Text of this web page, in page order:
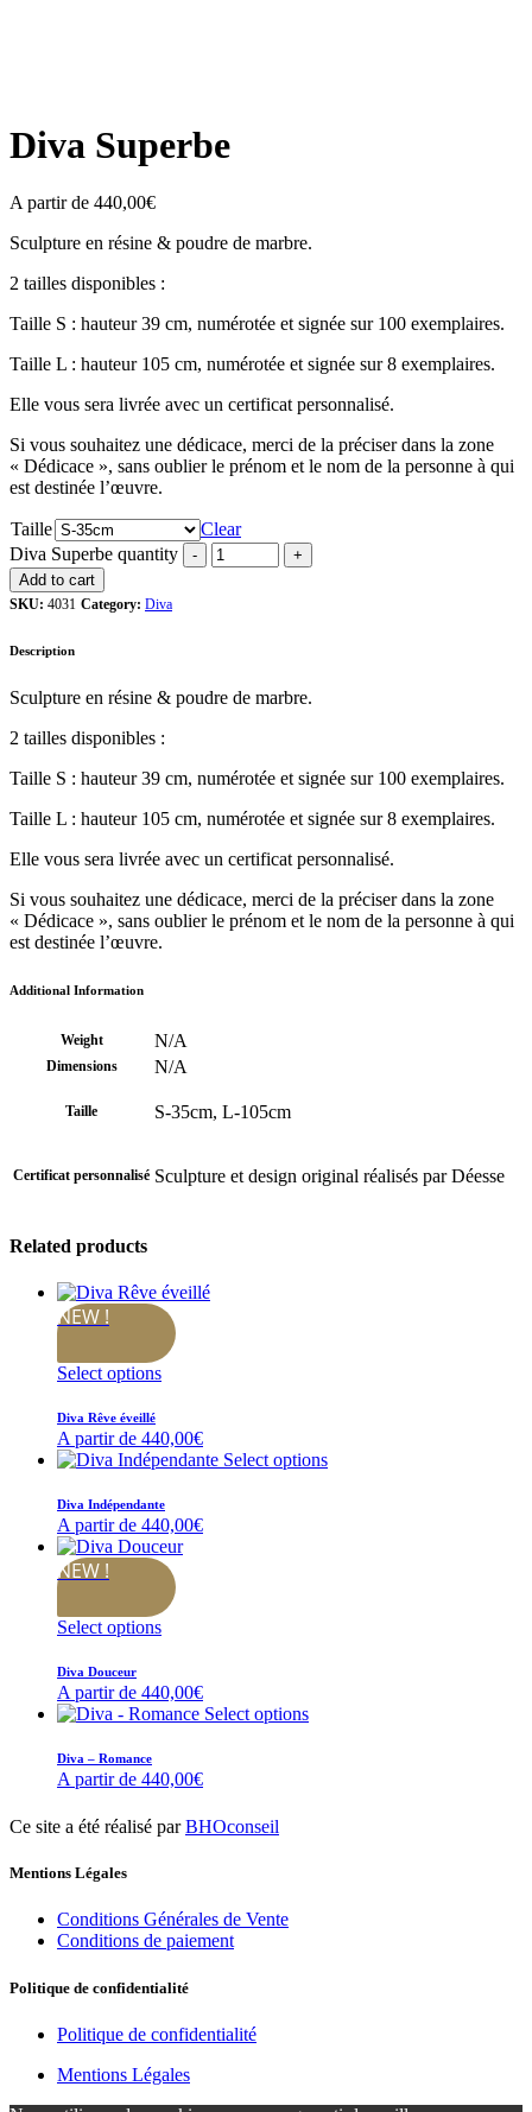
Diva Superbe
A partir de 440,00€
Sculpture en résine & poudre de marbre.
2 tailles disponibles :
Taille S : hauteur 39 cm, numérotée et signée sur 100 exemplaires.
Taille L : hauteur 105 cm, numérotée et signée sur 8 exemplaires.
Elle vous sera livrée avec un certificat personnalisé.
Si vous souhaitez une dédicace, merci de la préciser dans la zone
« Dédicace », sans oublier le prénom et le nom de la personne à qui
est destinée l’œuvre.
Taille
Clear
Diva Superbe quantity
Add to cart
SKU: 4031 Category: Diva
Description
Sculpture en résine & poudre de marbre.
2 tailles disponibles :
Taille S : hauteur 39 cm, numérotée et signée sur 100 exemplaires.
Taille L : hauteur 105 cm, numérotée et signée sur 8 exemplaires.
Elle vous sera livrée avec un certificat personnalisé.
Si vous souhaitez une dédicace, merci de la préciser dans la zone
« Dédicace », sans oublier le prénom et le nom de la personne à qui
est destinée l’œuvre.
Additional Information
Weight N/A
Dimensions N/A
Taille S-35cm, L-105cm
Certificat personnalisé Sculpture et design original réalisés par Déesse
Related products
NEW !
Select options
Diva Rêve éveillé
A partir de 440,00€
Select options
Diva Indépendante
A partir de 440,00€
NEW !
Select options
Diva Douceur
A partir de 440,00€
Select options
Diva – Romance
A partir de 440,00€
Ce site a été réalisé parBHOconseil
Mentions Légales
Conditions Générales de Vente
Conditions de paiement
Politique de confidentialité
Politique de confidentialité
Mentions Légales